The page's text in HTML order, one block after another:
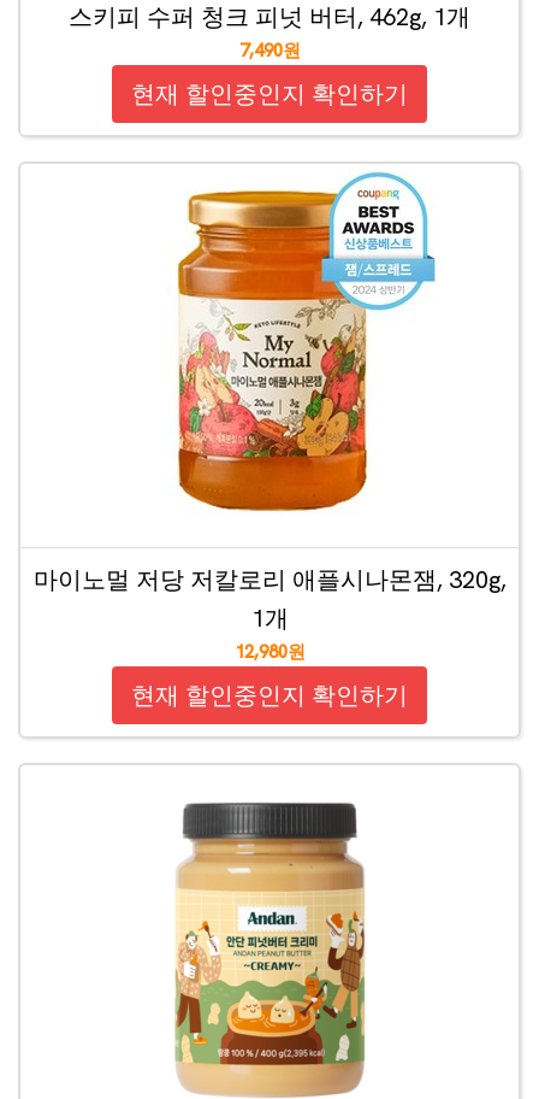
스키피 수퍼 청크 피넛 버터, 462g, 1개
7,490원
현재 할인중인지 확인하기
마이노멀 저당 저칼로리 애플시나몬잼, 320g,
1개
12,980원
현재 할인중인지 확인하기